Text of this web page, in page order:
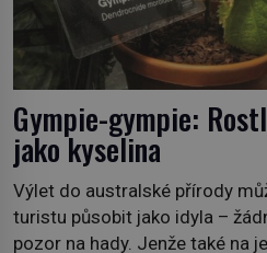
Gympie-gympie:
jako kyselina
Výlet do australské přírody
turistu působit jako idyla –
pozor na hady. Jenže také na